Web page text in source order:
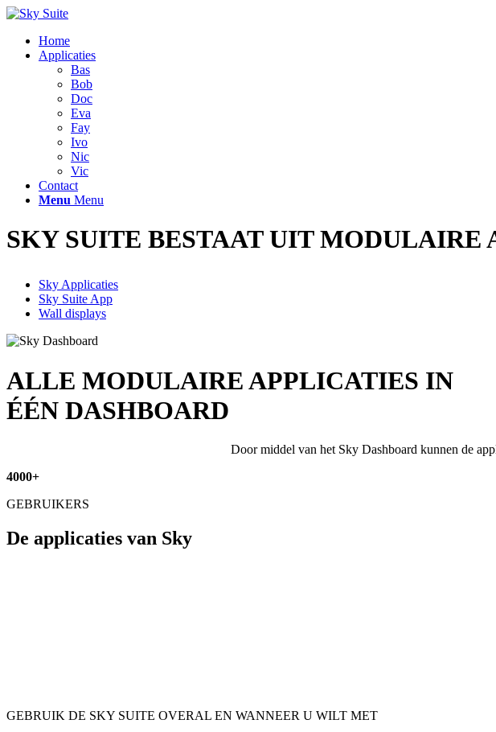
Home
Applicaties
Bas
Bob
Doc
Eva
Fay
Ivo
Nic
Vic
Contact
Menu Menu
SKY SUITE BESTAAT UITMODULAIRE
Sky Applicaties
Sky Suite App
Wall displays
ALLE MODULAIRE APPLICATIES IN
ÉÉN DASHBOARD
Door middel van het Sky Dashboard kunnen de
4000+
GEBRUIKERS
De applicaties van Sky
GEBRUIK DE SKY SUITE OVERAL EN WANNEER U WILT MET